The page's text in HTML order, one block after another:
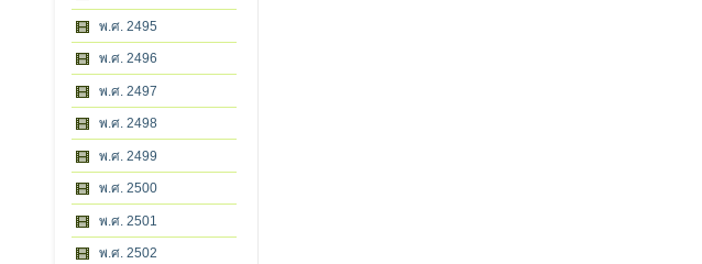
พ.ศ. 2495
พ.ศ. 2496
พ.ศ. 2497
พ.ศ. 2498
พ.ศ. 2499
พ.ศ. 2500
พ.ศ. 2501
พ.ศ. 2502